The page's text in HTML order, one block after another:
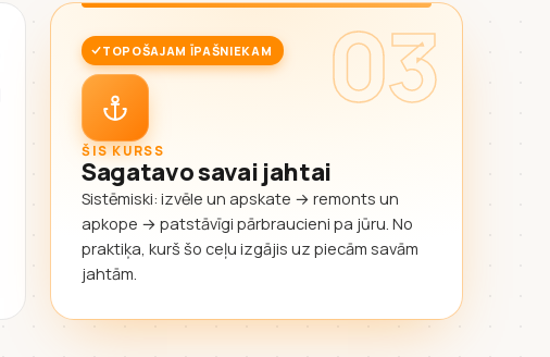
03
TOPOŠAJAM ĪPAŠNIEKAM
ŠIS KURSS
Sagatavo savai jahtai
Sistēmiski: izvēle un apskate → remonts un
apkope → patstāvīgi pārbraucieni pa jūru. No
praktiķa, kurš šo ceļu izgājis uz piecām savām
jahtām.